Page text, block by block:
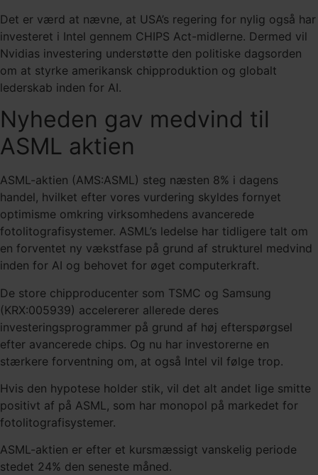
Det er værd at nævne, at USA’s regering for nylig også har
investeret i Intel gennem CHIPS Act-midlerne. Dermed vil
Nvidias investering understøtte den politiske dagsorden
om at styrke amerikansk chipproduktion og globalt
lederskab inden for AI.
Nyheden gav medvind til
ASML aktien
ASML-aktien (AMS:ASML) steg næsten 8% i dagens
handel, hvilket efter vores vurdering skyldes fornyet
optimisme omkring virksomhedens avancerede
fotolitografisystemer. ASML’s ledelse har tidligere talt om
en forventet ny vækstfase på grund af strukturel medvind
inden for AI og behovet for øget computerkraft.
De store chipproducenter som TSMC og Samsung
(KRX:005939) accelererer allerede deres
investeringsprogrammer på grund af høj efterspørgsel
efter avancerede chips. Og nu har investorerne en
stærkere forventning om, at også Intel vil følge trop.
Hvis den hypotese holder stik, vil det alt andet lige smitte
positivt af på ASML, som har monopol på markedet for
fotolitografisystemer.
ASML-aktien er efter et kursmæssigt vanskelig periode
stedet 24% den seneste måned.